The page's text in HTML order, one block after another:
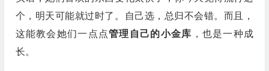
个，明天可能就过时了。自己选，总归不会错。而且，
这能教会她们一点点管理自己的小金库 ，也是一种成
长。